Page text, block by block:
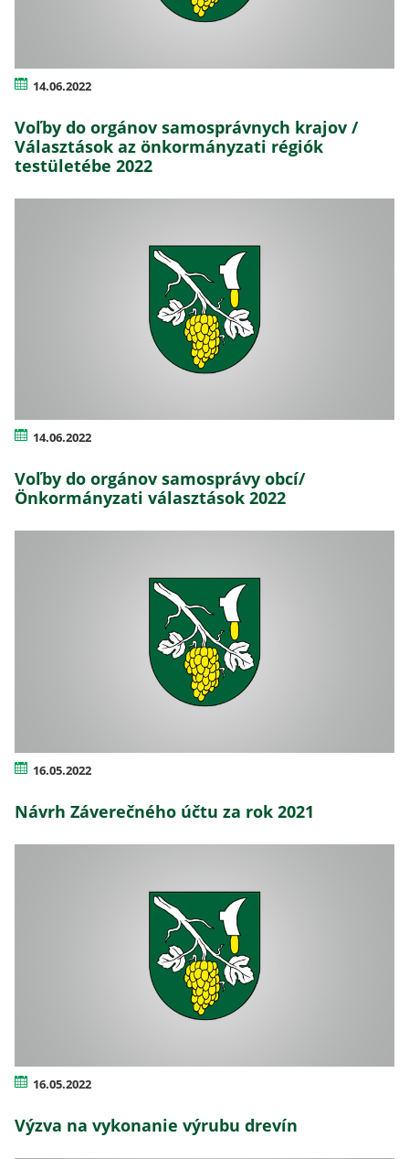
14.06.2022
Voľby do orgánov samosprávnych krajov /
Választások az önkormányzati régiók
testületébe 2022
14.06.2022
Voľby do orgánov samosprávy obcí/
Önkormányzati választások 2022
16.05.2022
Návrh Záverečného účtu za rok 2021
16.05.2022
Výzva na vykonanie výrubu drevín